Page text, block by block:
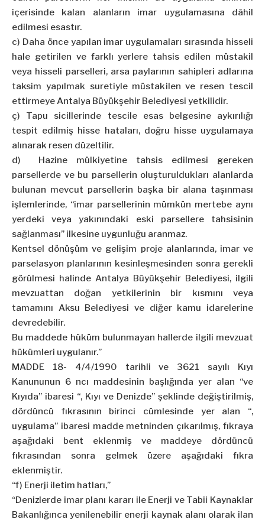
içerisinde kalan alanların imar uygulamasına dâhil
edilmesi esastır.
c) Daha önce yapılan imar uygulamaları sırasında hisseli
hale getirilen ve farklı yerlere tahsis edilen müstakil
veya hisseli parselleri, arsa paylarının sahipleri adlarına
taksim yapılmak suretiyle müstakilen ve resen tescil
ettirmeye Antalya Büyükşehir Belediyesi yetkilidir.
ç) Tapu sicillerinde tescile esas belgesine aykırılığı
tespit edilmiş hisse hataları, doğru hisse uygulamaya
alınarak resen düzeltilir.
d) Hazine mülkiyetine tahsis edilmesi gereken
parsellerde ve bu parsellerin oluşturuldukları alanlarda
bulunan mevcut parsellerin başka bir alana taşınması
işlemlerinde, “imar parsellerinin mümkün mertebe aynı
yerdeki veya yakınındaki eski parsellere tahsisinin
sağlanması” ilkesine uygunluğu aranmaz.
Kentsel dönüşüm ve gelişim proje alanlarında, imar ve
parselasyon planlarının kesinleşmesinden sonra gerekli
görülmesi halinde Antalya Büyükşehir Belediyesi, ilgili
mevzuattan doğan yetkilerinin bir kısmını veya
tamamını Aksu Belediyesi ve diğer kamu idarelerine
devredebilir.
Bu maddede hüküm bulunmayan hallerde ilgili mevzuat
hükümleri uygulanır.”
MADDE 18- 4/4/1990 tarihli ve 3621 sayılı Kıyı
Kanununun 6 ncı maddesinin başlığında yer alan “ve
Kıyıda” ibaresi “, Kıyı ve Denizde” şeklinde değiştirilmiş,
dördüncü fıkrasının birinci cümlesinde yer alan “,
uygulama” ibaresi madde metninden çıkarılmış, fıkraya
aşağıdaki bent eklenmiş ve maddeye dördüncü
fıkrasından sonra gelmek üzere aşağıdaki fıkra
eklenmiştir.
“f) Enerji iletim hatları,”
“Denizlerde imar planı kararı ile Enerji ve Tabii Kaynaklar
Bakanlığınca yenilenebilir enerji kaynak alanı olarak ilan